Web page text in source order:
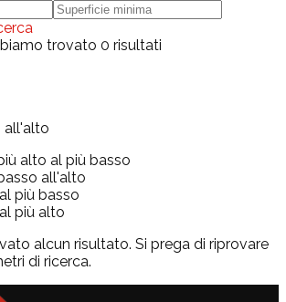
trovato 0 risultati
all'alto
alto al più basso
all'alto
più basso
più alto
alcun risultato. Si prega di riprovare
di ricerca.